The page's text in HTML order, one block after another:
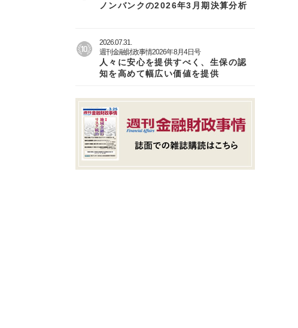
ノンバンクの2026年3月期決算分析
2026.07.31.
週刊金融財政事情2026年8月4日号
人々に安心を提供すべく、生保の認
知を高めて幅広い価値を提供